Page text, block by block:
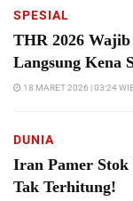
SPESIAL
THR 2026
Langsung Kena
18 MARET 2026 | 03:24
DUNIA
Iran Pamer
Tak Terhitung!